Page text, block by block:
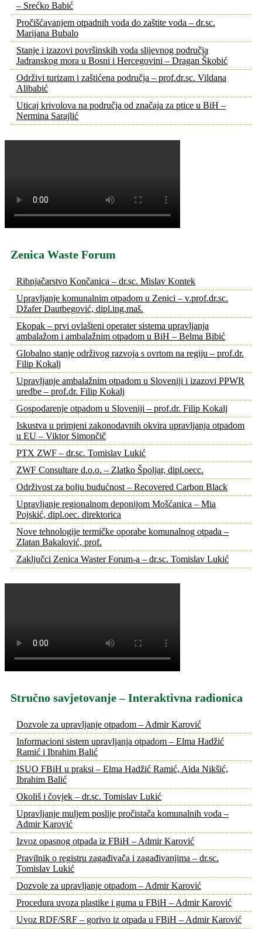
– Srećko Babić
Pročišćavanjem otpadnih voda do zaštite voda – dr.sc.
Marijana Bubalo
Stanje i izazovi površinskih voda slijevnog područja
Jadranskog mora u Bosni i Hercegovini – Dragan Škobić
Održivi turizam i zaštićena područja – prof.dr.sc. Vildana
Alibabić
Uticaj krivolova na područja od značaja za ptice u BiH –
Nermina Sarajlić
Zenica Waste Forum
Ribnjačarstvo Končanica – dr.sc. Mislav Kontek
Upravljanje komunalnim otpadom u Zenici – v.prof.dr.sc.
Džafer Dautbegović, dipl.ing.maš.
Ekopak – prvi ovlašteni operater sistema upravljanja
ambalažom i ambalažnim otpadom u BiH – Belma Bibić
Globalno stanje održivog razvoja s ovrtom na regiju – prof.dr.
Filip Kokalj
Upravljanje ambalažnim otpadom u Sloveniji i izazovi PPWR
uredbe – prof.dr. Filip Kokalj
Gospodarenje otpadom u Sloveniji – prof.dr. Filip Kokalj
Iskustva u primjeni zakonodavnih okvira upravljanja otpadom
u EU – Viktor Simončič
PTX ZWF – dr.sc. Tomislav Lukić
ZWF Consultare d.o.o. – Zlatko Špoljar, dipl.oecc.
Održivost za bolju budućnost – Recovered Carbon Black
Upravljanje regionalnom deponijom Mošćanica – Mia
Pojskić, dipl.oec. direktorica
Nove tehnologije termičke oporabe komunalnog otpada –
Zlatan Bakalović, prof.
Zaključci Zenica Waster Forum-a – dr.sc. Tomislav Lukić
Stručno savjetovanje – Interaktivna radionica
Dozvole za upravljanje otpadom – Admir Karović
Informacioni sistem upravljanja otpadom – Elma Hadžić
Ramić i Ibrahim Balić
ISUO FBiH u praksi – Elma Hadžić Ramić, Aida Nikšić,
Ibrahim Balić
Okoliš i čovjek – dr.sc. Tomislav Lukić
Upravljanje muljem poslije pročistača komunalnih voda –
Admir Karović
Izvoz opasnog otpada iz FBiH – Admir Karović
Pravilnik o registru zagađivača i zagađivanjima – dr.sc.
Tomislav Lukić
Dozvole za upravljanje otpadom – Admir Karović
Procedura uvoza plastike i guma u FBiH – Admir Karović
Uvoz RDF/SRF – gorivo iz otpada u FBiH – Admir Karović